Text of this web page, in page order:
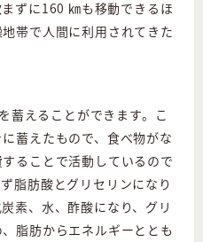
ずに160 ㎞も移動できるほ
帯で人間に利用されてきた
蓄えることができます。こ
蓄えたもので、食べ物がな
ることで活動しているので
脂肪酸とグリセリンになり
素、水、酢酸になり、グリ
脂肪からエネルギーととも